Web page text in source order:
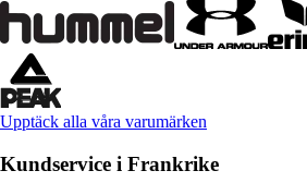
Upptäck alla våra varumärken
Kundservice i Frankrike